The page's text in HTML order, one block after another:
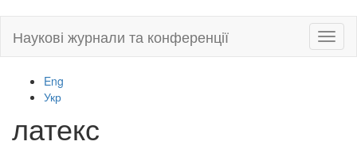
main
Наукові журнали та конференції
Eng
Укр
латекс